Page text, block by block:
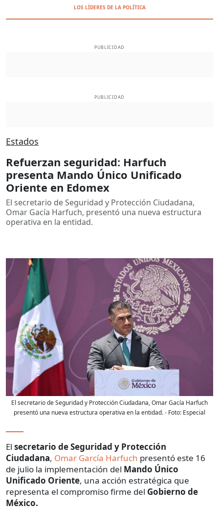
LOS LÍDERES DE LA POLÍTICA
PUBLICIDAD
PUBLICIDAD
Estados
Refuerzan seguridad: Harfuch
presenta Mando Único Unificado
Oriente en Edomex
El secretario de Seguridad y Protección Ciudadana,
Omar Gacía Harfuch, presentó una nueva estructura
operativa en la entidad.
El secretario de Seguridad y Protección Ciudadana, Omar Gacía Harfuch
presentó una nueva estructura operativa en la entidad.- Foto: Especial
El secretario de Seguridad y Protección
Ciudadana, Omar García Harfuch presentó este 16
de julio la implementación del Mando Único
Unificado Oriente, una acción estratégica que
representa el compromiso firme del Gobierno de
México.